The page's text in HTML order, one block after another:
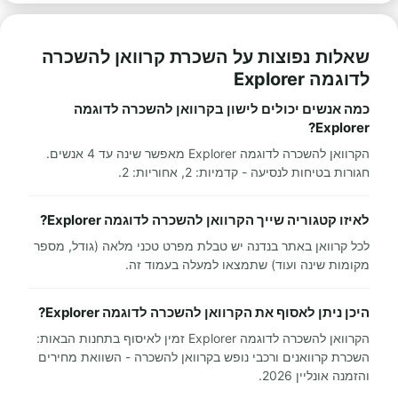
שאלות נפוצות על השכרת קרוואן להשכרה
לדוגמה Explorer
כמה אנשים יכולים לישון בקרוואן להשכרה לדוגמה
Explorer?
הקרוואן להשכרה לדוגמה Explorer מאפשר שינה עד 4 אנשים.
חגורות בטיחות לנסיעה - קדמיות: 2, אחוריות: 2.
לאיזו קטגוריה שייך הקרוואן להשכרה לדוגמה Explorer?
לכל קרוואן באתר בנדנה יש טבלת מפרט טכני מלאה (גודל, מספר
מקומות שינה ועוד) שתמצאו למעלה בעמוד זה.
היכן ניתן לאסוף את הקרוואן להשכרה לדוגמה Explorer?
הקרוואן להשכרה לדוגמה Explorer זמין לאיסוף בתחנות הבאות:
השכרת קרוואנים ורכבי נופש בקרוואן להשכרה - השוואת מחירים
והזמנה אונליין 2026.